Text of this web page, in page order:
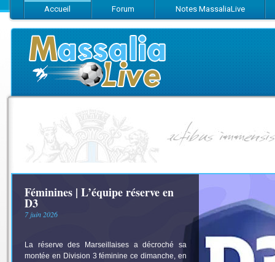
Accueil Forum Notes MassaliaLive
Suivez-nous sur Facebook
Suivez-nous sur Twitter
Abonnez-
Féminines | L’équipe réserve en
D3
7 juin 2026
La réserve des Marseillaises a décroché sa
montée en Division 3 féminine ce dimanche, en